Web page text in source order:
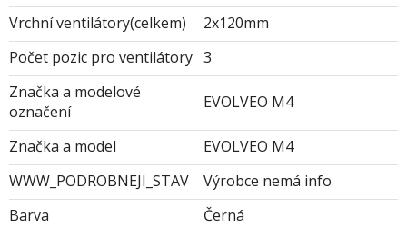
Vrchní ventilátory(celkem)
2x120mm
Počet pozic pro ventilátory 3
Značka a modelové
označení
EVOLVEO M4
Značka a model
EVOLVEO M4
WWW_PODROBNEJI_STAV
Výrobce nemá info
Barva
Černá